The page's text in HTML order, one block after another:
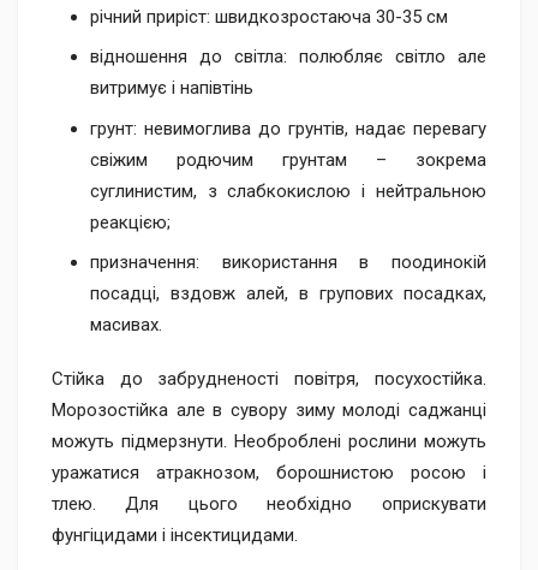
річний приріст: швидкозростаюча 30-35 см
відношення до світла: полюбляє світло але
витримує і напівтінь
грунт: невимоглива до грунтів, надає перевагу
свіжим родючим грунтам – зокрема
суглинистим, з слабкокислою і нейтральною
реакцією;
призначення: використання в поодинокій
посадці, вздовж алей, в групових посадках,
масивах.
Стійка до забрудненості повітря, посухостійка.
Морозостійка але в сувору зиму молоді саджанці
можуть підмерзнути. Необроблені рослини можуть
уражатися атракнозом, борошнистою росою і
тлею. Для цього необхідно оприскувати
фунгіцидами і інсектицидами.